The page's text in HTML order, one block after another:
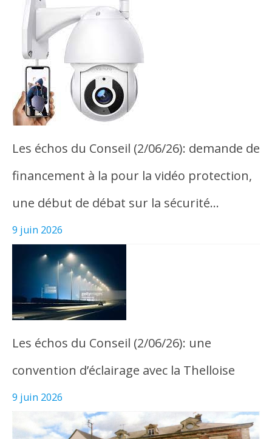
Les échos du Conseil (2/06/26): demande de
financement à la pour la vidéo protection,
une début de débat sur la sécurité…
9 juin 2026
Les échos du Conseil (2/06/26): une
convention d’éclairage avec la Thelloise
9 juin 2026